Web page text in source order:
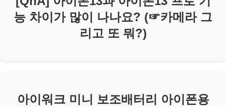
능 차이가 많이 나나요? (☞카메라 그
리고 또 뭐?)
아이워크 미니 보조배터리 아이폰용